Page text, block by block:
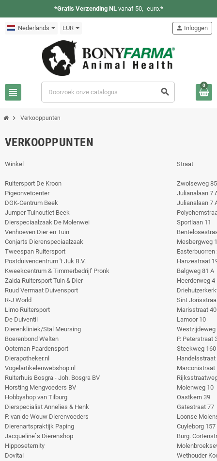
*Gratis Verzending NLvanaf 50,- euro.*
Nederlands EUR
view_headline search
person Inloggen
0
chevron_right Verkooppunten
VERKOOPPUNTEN
Winkel Straat
Ruitersport De Kroon
Zwolseweg 85
Pigeonvetcenter
Julianalaan 7
DGK-Centrum Beek
Julianalaan 7
Jumper Tuinoutlet Beek
Dierspeciaalzaak De Molenwei
Sportlaan 11
Venhoeven Dier en Tuin
Conjarts Dierenspeciaalzaak
Mesbergweg 1
Tweespan Ruitersport
Easterbuorren
Postduivencentrum 't Juk B.V.
Hanzestraat
Kweekcentrum & Timmerbedrijf Pronk
Balgweg 81 A
Zalda Ruitersport Tuin & Dier
Heerderweg 4
Ruud Vermaat Duivensport
R-J World
Sint
Limo Ruitersport
Marisstraat 40
De Duiventil
Lamoor 10
Dierenkliniek/Stal Meursing
Westzijdeweg
Boerenbond Welten
P. Peterstraat
Ooteman Paardensport
Steekweg 160
Dierapotheker.nl
Handelsstraat
Vogelartikelenwebshop.nl
Marconistraat
Ruiterhuis Bosgra - Joh. Bosgra BV
Horsting Mengvoeders BV
Molenweg 10
Hobbyshop van Tilburg
Oastkern 39
Dierspecialist Annelies & Henk
Gatestraat 77
P. van de Wouw Dierenvoeders
Loonse
Dierenartspraktijk Paping
Cuyleborg 157
Jacqueline`s Dierenshop
Burg.
Hipposeternity
Dovital
Wethouder